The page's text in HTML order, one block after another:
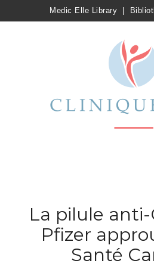
Medic Elle Library
La pilule
Pfizer
Santé